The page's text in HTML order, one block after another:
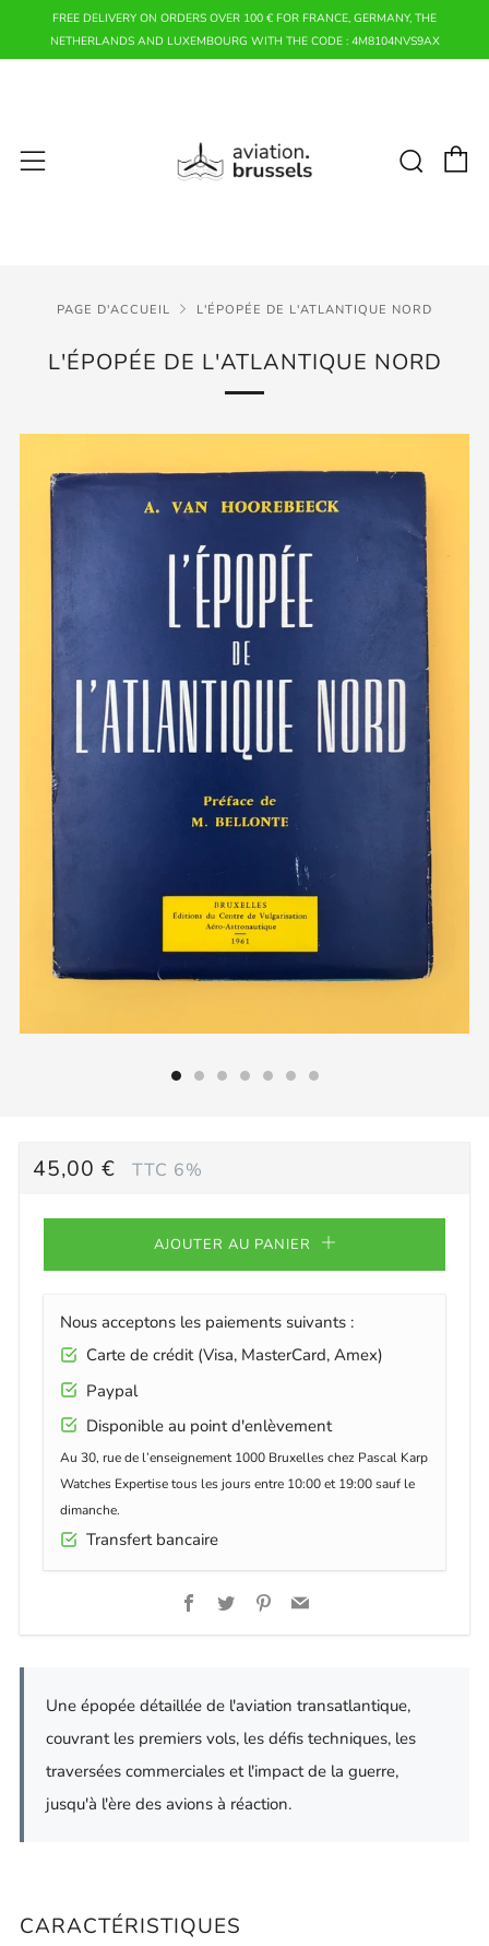
FREE DELIVERY ON ORDERS OVER 100 € FOR FRANCE, GERMANY, THE
NETHERLANDS AND LUXEMBOURG WITH THE CODE : 4M8104NVS9AX
Menu
PAGE D'ACCUEIL L'ÉPOPÉE DE L'ATLANTIQUE NORD
L'ÉPOPÉE DE L'ATLANTIQUE NORD
PRIX
45,00 € TTC 6%
AJOUTER AU PANIER
Nous acceptons les paiements suivants :
Carte de crédit (Visa, MasterCard, Amex)
Paypal
Disponible au point d'enlèvement
Au 30, rue de l’enseignement 1000 Bruxelles chez Pascal Karp
Watches Expertise tous les jours entre 10:00 et 19:00 sauf le
dimanche.
Transfert bancaire
Facebook
TwitterPinterest
Email
Une épopée détaillée de l'aviation transatlantique,
couvrant les premiers vols, les défis techniques, les
traversées commerciales et l'impact de la guerre,
jusqu'à l'ère des avions à réaction.
CARACTÉRISTIQUES